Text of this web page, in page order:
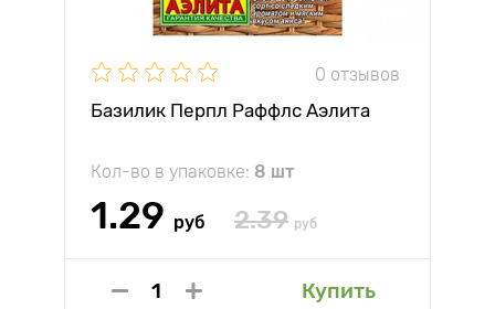
0 отзывов
Базилик Перпл Раффлс Аэлита
Кол-во в упаковке: 8 шт
1.29 руб 2.39 руб
Купить